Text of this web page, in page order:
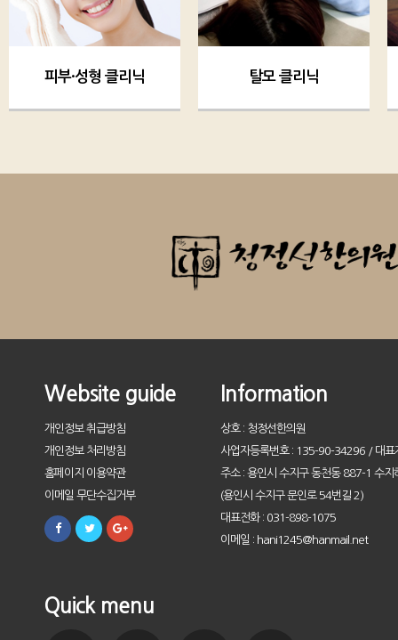
탈모 클리닉 청정선 클리닉
Website guide
개인정보 취급방침
개인정보 처리방침
홈페이지 이용약관
이메일 무단수집거부
Information
상호 : 청정선한의원
사업자등록번호 : 135-90-34296 / 대표
주소 : 용인시 수지구 동천동 887-1 수지
(용인시 수지구 문인로 54번길 2)
대표전화 : 031-898-1075
이메일 : hani1245@hanmail.net
Quick menu